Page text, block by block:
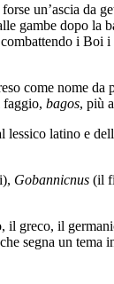
un’ascia da
gambe dopo la
i
come nome da
faggio, bagos, più
latino e
Gobannicnus (il
greco, il
segna un tema